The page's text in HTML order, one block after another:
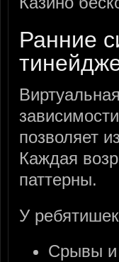
Ранние
позволяет
Каждая
паттерны.
У
Срывы и